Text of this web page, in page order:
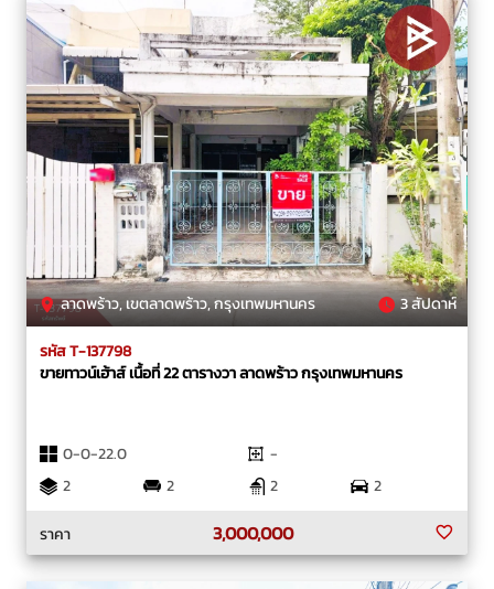
ลาดพร้าว, เขตลาดพร้าว, กรุงเทพมหานคร 3 สัปดาห์
รหัส T-137798
ขายทาวน์เฮ้าส์ เนื้อที่ 22 ตารางวา ลาดพร้าว กรุงเทพมหานคร
0-0-22.0
-
2
2 2
2
ราคา
3,000,000